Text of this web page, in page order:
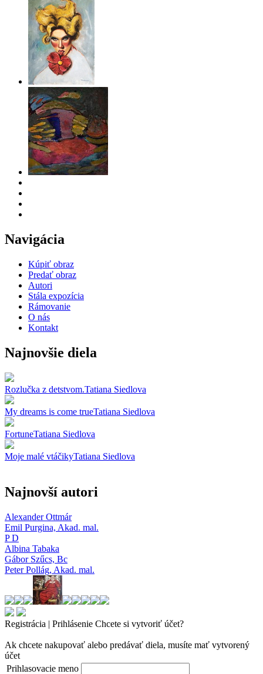
Navigácia
Kúpiť obraz
Predať obraz
Autori
Stála expozícia
Rámovanie
O nás
Kontakt
Najnovšie diela
Rozlučka z detstvom.Tatiana Siedlova
My dreams is come trueTatiana Siedlova
FortuneTatiana Siedlova
Moje malé vtáčikyTatiana Siedlova
Najnovší autori
Alexander Ottmár
Emil Purgina, Akad. mal.
P D
Albina Tabaka
Gábor Szűcs, Bc
Peter Pollág, Akad. mal.
Registrácia | Prihlásenie Chcete si vytvoriť účet?
Ak chcete nakupovať alebo predávať diela, musíte mať vytvorený
účet
Prihlasovacie meno